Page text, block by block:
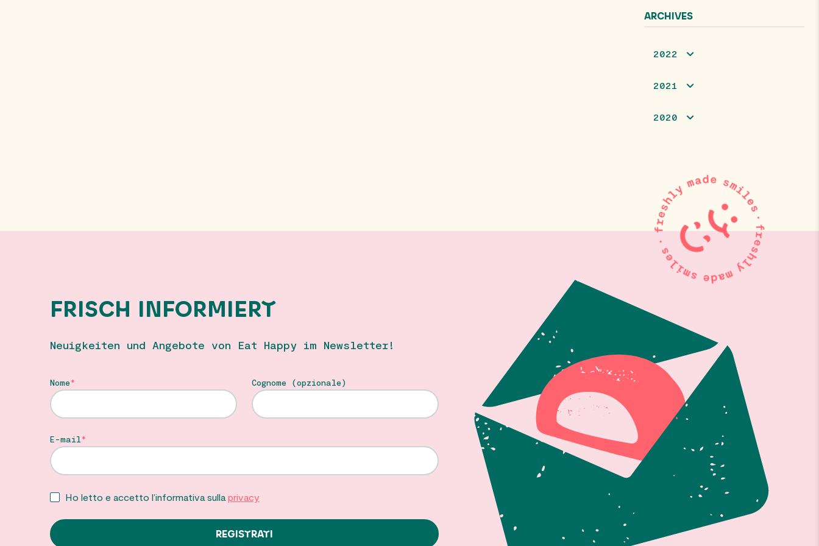
ARCHIVES
2022
2021
2020
FRISCH INFORMIERT
Neuigkeiten und Angebote von Eat Happy im Newsletter!
Nome Cognome (opzionale)
E-mail
Ho letto e accetto l’informativa sullaprivacy